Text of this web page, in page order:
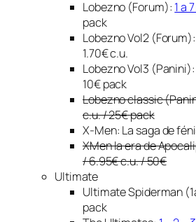
Lobezno (Forum): 1 a
pack
Lobezno Vol2 (Forum):
1.70€ c.u.
Lobezno Vol3 (Panini):
10€ pack
Lobezno classic
c.u. / 25€ pack
X-Men: La saga de
XMen la era de
/ 6.95€ c.u. / 50€
Ultimate
Ultimate Spiderman
pack